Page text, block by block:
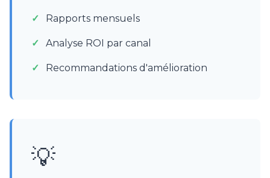
Rapports mensuels
Analyse ROI par canal
Recommandations d'amélioration
💡